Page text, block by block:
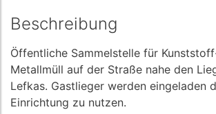
Beschreibung
Öffentliche Sammelstelle für
Metallmüll auf der Straße nahe den
Lefkas. Gastlieger werden eingeladen
Einrichtung zu nutzen.